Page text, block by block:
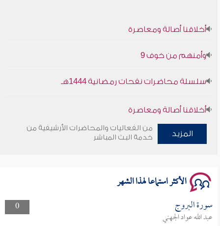
أخلاقنا أصالة ومعاصرة
وأمنهم من خوف 9
سلسلة محاضرات نفحات رمضانية 1444هـ
أخلاقنا أصالة ومعاصرة
وأمنهم من خوف 9
المزيد
من الفعاليات والمحاضرات الأرشيفية من
خدمة البث المباشر
الأكثر استماعا لهذا الشهر
0 سورة البروج
عبد الله عواد الجهني